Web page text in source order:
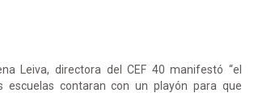
Leiva, directora del CEF 40 manifestó “el
escuelas contaran con un playón para que